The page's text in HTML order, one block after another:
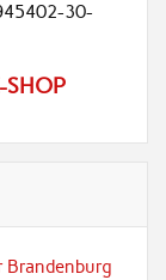
30-
SHOP